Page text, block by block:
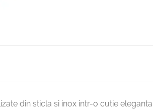
din sticla si inox intr-o cutie